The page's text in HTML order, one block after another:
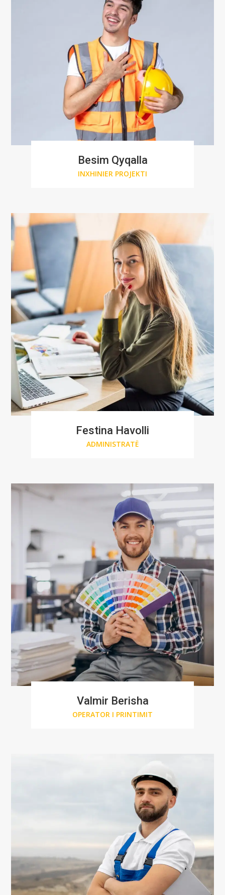
Besim Qyqalla
INXHINIER PROJEKTI
Festina Havolli
ADMINISTRATË
Valmir Berisha
OPERATOR I PRINTIMIT